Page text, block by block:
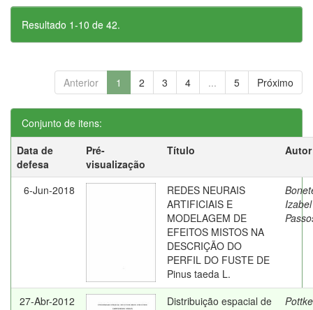
Resultado 1-10 de 42.
Anterior 1 2 3 4 ... 5 Próximo
Conjunto de itens:
Data de
defesa
Pré-
visualização
Título Autor
6-Jun-2018
REDES NEURAIS
ARTIFICIAIS E
MODELAGEM DE
EFEITOS MISTOS NA
DESCRIÇÃO DO
PERFIL DO FUSTE DE
Pinus taeda L.
Izabel
27-Abr-2012
Distribuição espacial de